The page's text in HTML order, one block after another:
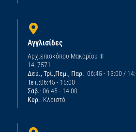
Αγγλισίδες
Αρχιεπισκόπου Μακαρίου ΙΙΙ
14, 7571
Δευ., Τρί.,Πεμ., Παρ.: 06:45 - 13:00 /
Τετ.:06:45 - 15:00
Σαβ.: 06:45 - 14:00
Κυρ.: Κλειστό